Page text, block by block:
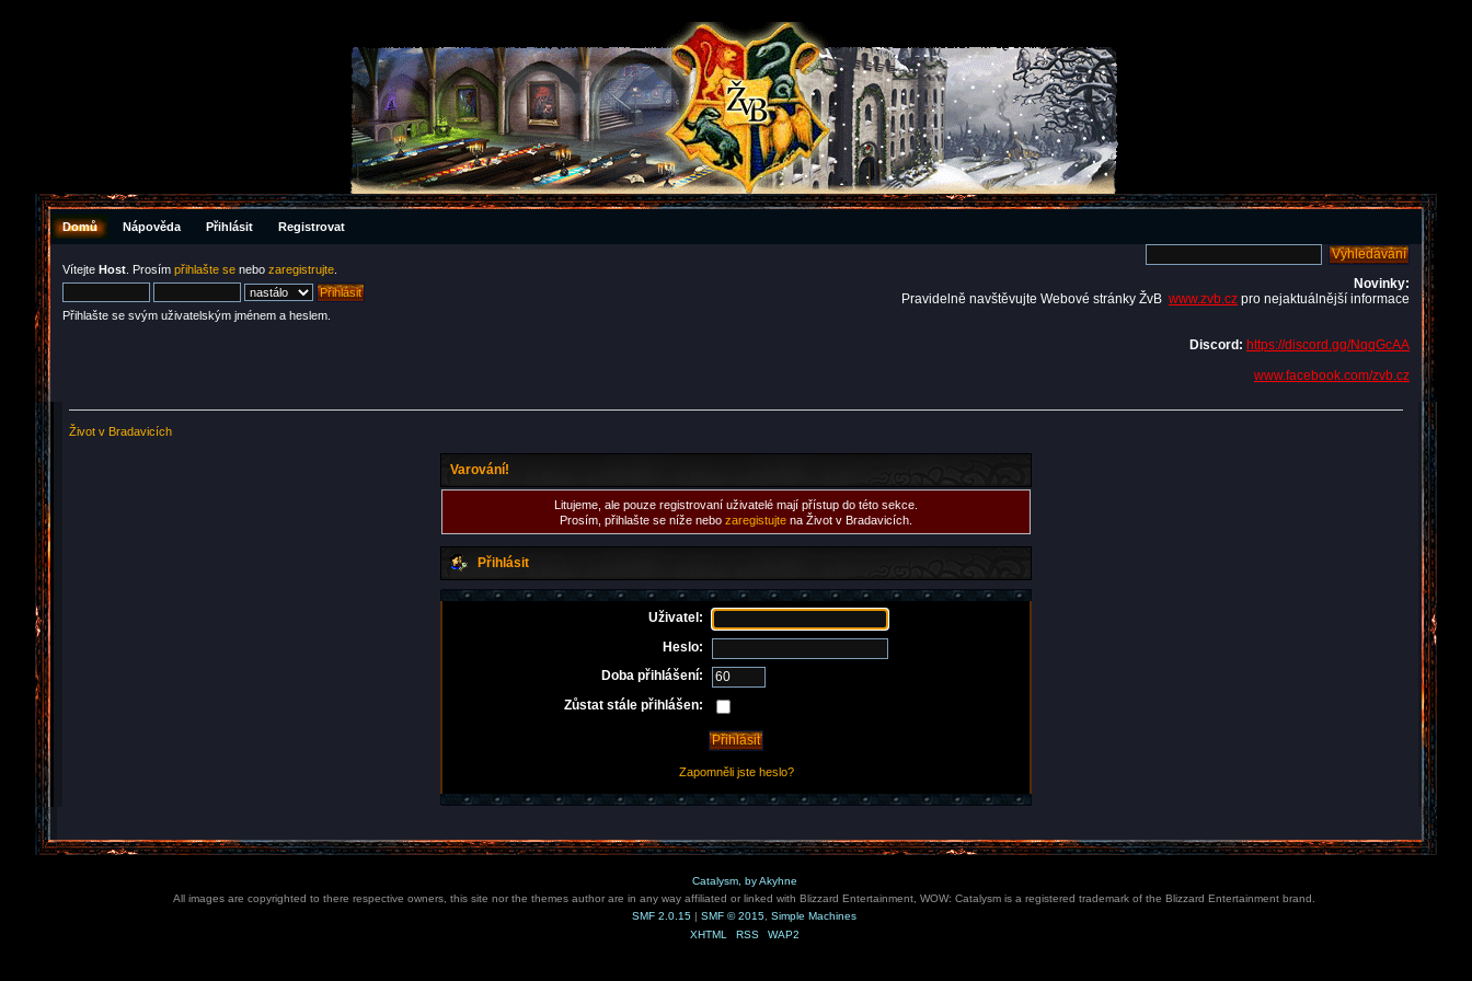
Domů Nápověda Přihlásit Registrovat
Vítejte Host . Prosím přihlašte se nebo zaregistrujte
Přihlašte se svým uživatelským jménem a heslem.
Novinky:
Pravidelně navštěvujte Webové stránky ŽvB www.zvb.cz pro nejaktuálnější informace
Discord: https://discord.gg/NqqGcAA
www.facebook.com/zvb.cz
Život v Bradavicích
Varování!
Litujeme, ale pouze registrovaní uživatelé mají přístup do této sekce.
Prosím, přihlašte se níže nebo zaregistujte na Život v Bradavicích.
Přihlásit
Uživatel:
Heslo:
Doba přihlášení:
Zůstat stále přihlášen:
Zapomněli jste heslo?
Catalysm, by Akyhne
All images are copyrighted to there respective owners, this site nor the themes author are in any way affiliated or linked with Blizzard Entertainment, WOW: Catalysm is a registered trademark of the Blizzard Entertainment brand.
SMF 2.0.15 | SMF © 2015 Simple Machines
XHTML
RSS WAP2